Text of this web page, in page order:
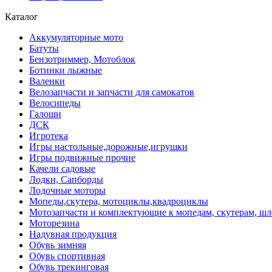
Каталог
Аккумуляторные мото
Батуты
Бензотриммер, Мотоблок
Ботинки лыжные
Валенки
Велозапчасти и запчасти для самокатов
Велосипеды
Галоши
ДСК
Игротека
Игры настольные,дорожные,игрушки
Игры подвижные прочие
Качели садовые
Лодки, Сапборды
Лодочные моторы
Мопеды,скутера, мотоциклы,квадроциклы
Мотозапчасти и комплектующие к мопедам, скутерам,
Моторезина
Надувная продукция
Обувь зимняя
Обувь спортивная
Обувь трекинговая